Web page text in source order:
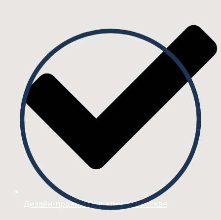
Дизайн-проект "под ключ" в Москве